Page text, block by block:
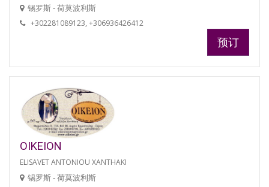
锡罗斯 - 荷莫波利斯
+302281089123, +306936426412
预订
OIKEION
ELISAVET ANTONIOU XANTHAKI
锡罗斯 - 荷莫波利斯